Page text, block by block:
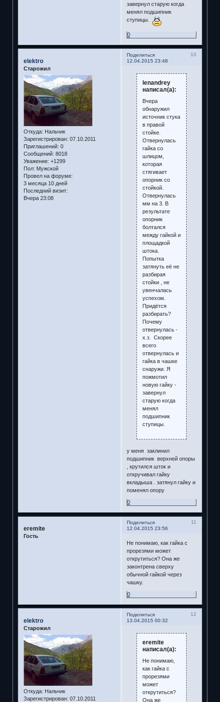
завернул старую когда
менял подшипник
ступицы.
0
Поделиться
10
12.04.2015 23:48
elektro
Старожил
Откуда: Нальчик
Зарегистрирован: 07.10.2011
Приглашений: 0
Сообщений: 8018
Уважение: +1299
Пол: Мужской
Провел на форуме:
3 месяца 10 дней
Последний визит:
Вчера 23:08
lenandrey
написал(а):
Вчера
обнаружил
источник стука
в правой
стойке.
Отвернулась
гайка со
шлицом,
которая
стягивает
опорник со
стойкой.
Отвернулась
мм на 3. В
результате
опорник
болтался
между гайкой и
площадкой
штока.
Попытка
затянуть её не
разбирая
стойки , не
увенчалась
успехом.
Придётся
разбирать?
Почему
отвернулась -
х.з. Скорее
всего
отвернулась и
гайка в чашке
снаружи. Я
пожмотил
новую гайку -
завернул
старую когда
менял
подшипник
ступицы.
у меня заклинил
подшипник верхней опоры
, крутился шток и
откручивал гайку
вкладыша . затянул гайку и
поменял опору
0
Поделиться
11
12.04.2015 23:56
eremite
Гость
Не понимаю, как гайка с
прорезями может
открутиться? Она же
законтрена сверху
обычной гайкой через
чашку.
0
Поделиться
12
13.04.2015 00:32
elektro
Старожил
Откуда: Нальчик
Зарегистрирован: 07.10.2011
eremite
написал(а):
Не понимаю,
как гайка с
прорезями
может
открутиться?
Она же